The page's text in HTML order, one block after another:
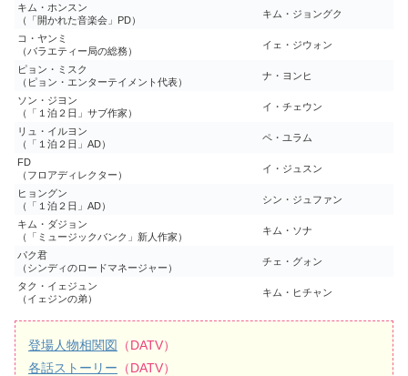
キム・ホンスン
（「開かれた音楽会」PD）
キム・ジョングク
コ・ヤンミ
（バラエティー局の総務）
イェ・ジウォン
ピョン・ミスク
（ピョン・エンターテイメント代表）
ナ・ヨンヒ
ソン・ジヨン
（「１泊２日」サブ作家）
イ・チェウン
リュ・イルヨン
（「１泊２日」AD）
ペ・ユラム
FD
（フロアディレクター）
イ・ジュスン
ヒョングン
（「１泊２日」AD）
シン・ジュファン
キム・ダジョン
（「ミュージックバンク」新人作家）
キム・ソナ
パク君
（シンディのロードマネージャー）
チェ・グォン
タク・イェジュン
（イェジンの弟）
キム・ヒチャン
登場人物相関図
（DATV）
各話ストーリー （DATV）